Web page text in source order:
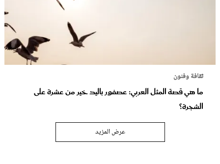
ثقافة وفنون
ما هي قصة المثل العربي: عصفور باليد خير من عشرة على
الشجرة؟
عرض المزيد